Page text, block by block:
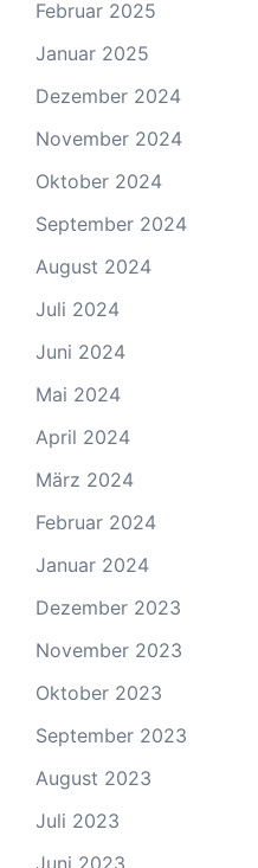
Februar 2025
Januar 2025
Dezember 2024
November 2024
Oktober 2024
September 2024
August 2024
Juli 2024
Juni 2024
Mai 2024
April 2024
März 2024
Februar 2024
Januar 2024
Dezember 2023
November 2023
Oktober 2023
September 2023
August 2023
Juli 2023
Juni 2023